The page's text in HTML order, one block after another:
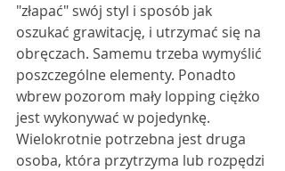
"złapać" swój styl i sposób jak
oszukać grawitację, i utrzymać się na
obręczach. Samemu trzeba wymyślić
poszczególne elementy. Ponadto
wbrew pozorom mały lopping ciężko
jest wykonywać w pojedynkę.
Wielokrotnie potrzebna jest druga
osoba, która przytrzyma lub rozpędzi